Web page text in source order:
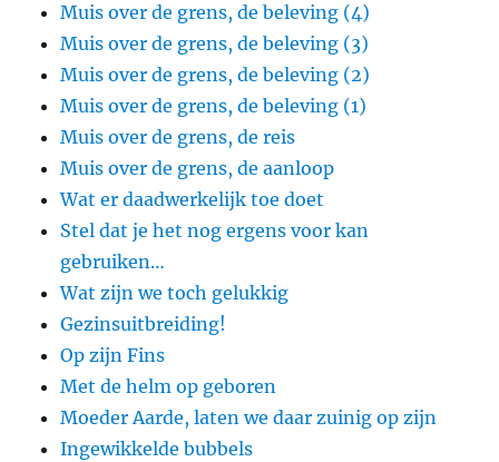
Muis over de grens, de beleving (4)
Muis over de grens, de beleving (3)
Muis over de grens, de beleving (2)
Muis over de grens, de beleving (1)
Muis over de grens, de reis
Muis over de grens, de aanloop
Wat er daadwerkelijk toe doet
Stel dat je het nog ergens voor kan
gebruiken…
Wat zijn we toch gelukkig
Gezinsuitbreiding!
Op zijn Fins
Met de helm op geboren
Moeder Aarde, laten we daar zuinig op zijn
Ingewikkelde bubbels